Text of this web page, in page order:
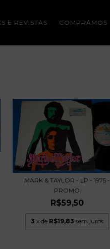
E REVISTAS COMPRAMOS
MARK & TAYLOR - LP - 1975 -
PROMO
R$59,50
3 x de R$19,83 sem juros